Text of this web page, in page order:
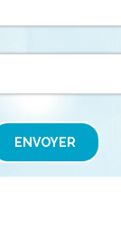
ENVOYER